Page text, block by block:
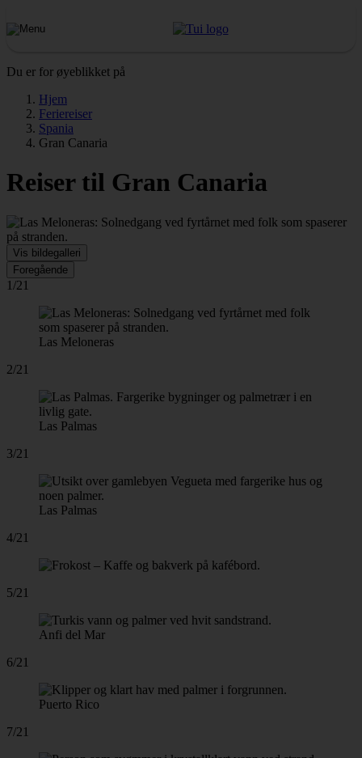
Du er for øyeblikket på
Hjem
Feriereiser
Spania
Gran Canaria
Reiser til Gran Canaria
Vis bildegalleri
Foregående
1/21
Las Meloneras
2/21
Las Palmas
3/21
Las Palmas
4/21
5/21
Anfi del Mar
6/21
Puerto Rico
7/21